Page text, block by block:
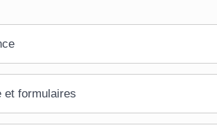
et formulaires